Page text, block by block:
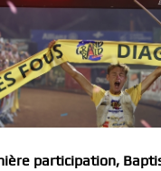
participation,